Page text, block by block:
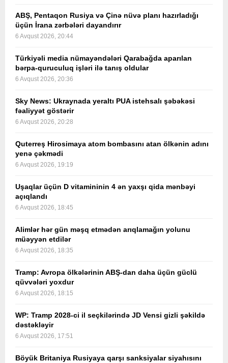
ABŞ, Pentaqon Rusiya və Çinə nüvə planı hazırladığı
üçün İrana zərbələri dayandırır
6 Avqust 2026, 20:44
Türkiyəli media nümayəndələri Qarabağda aparılan
bərpa-quruculuq işləri ilə tanış oldular
6 Avqust 2026, 20:36
Sky News: Ukraynada yeraltı PUA istehsalı şəbəkəsi
fəaliyyət göstərir
6 Avqust 2026, 20:28
Quterreş Hirosimaya atom bombasını atan ölkənin adını
yenə çəkmədi
6 Avqust 2026, 19:19
Uşaqlar üçün D vitamininin 4 ən yaxşı qida mənbəyi
açıqlandı
6 Avqust 2026, 18:45
Alimlər hər gün məşq etmədən arıqlamağın yolunu
müəyyən etdilər
6 Avqust 2026, 18:35
Tramp: Avropa ölkələrinin ABŞ-dan daha üçün güclü
qüvvələri yoxdur
6 Avqust 2026, 18:15
WP: Tramp 2028-ci il seçkilərində JD Vensi gizli şəkildə
dəstəkləyir
6 Avqust 2026, 17:51
Böyük Britaniya Rusiyaya qarşı sanksiyalar siyahısını